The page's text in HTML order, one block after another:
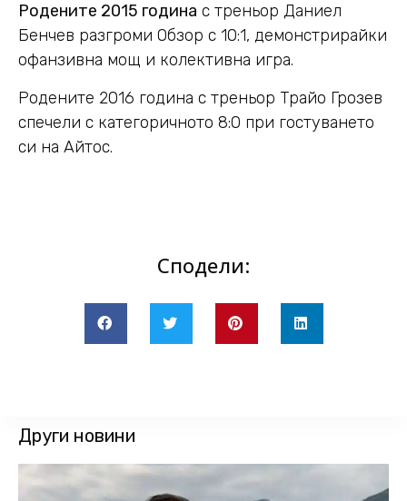
Родените 2015 година с треньор Даниел
Бенчев разгроми Обзор с 10:1, демонстрирайки
офанзивна мощ и колективна игра.
Родените 2016 година с треньор Трайо Грозев
спечели с категоричното 8:0 при гостуването
си на Айтос.
Сподели:
Други новини